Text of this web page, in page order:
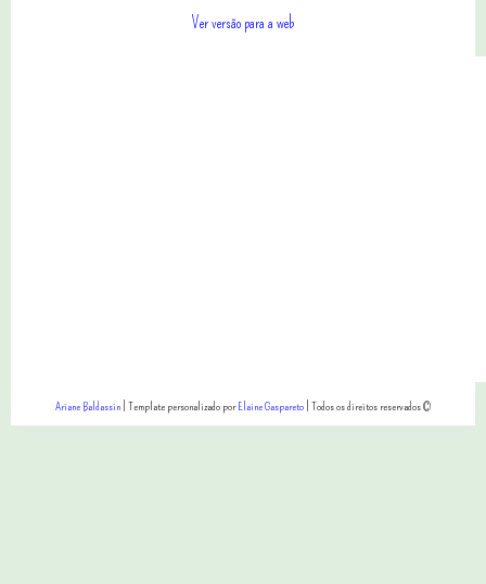
Ver versão para a web
Ariane Baldassin| Template personalizado porElaine Gaspareto| Todos os direitos reservados ©